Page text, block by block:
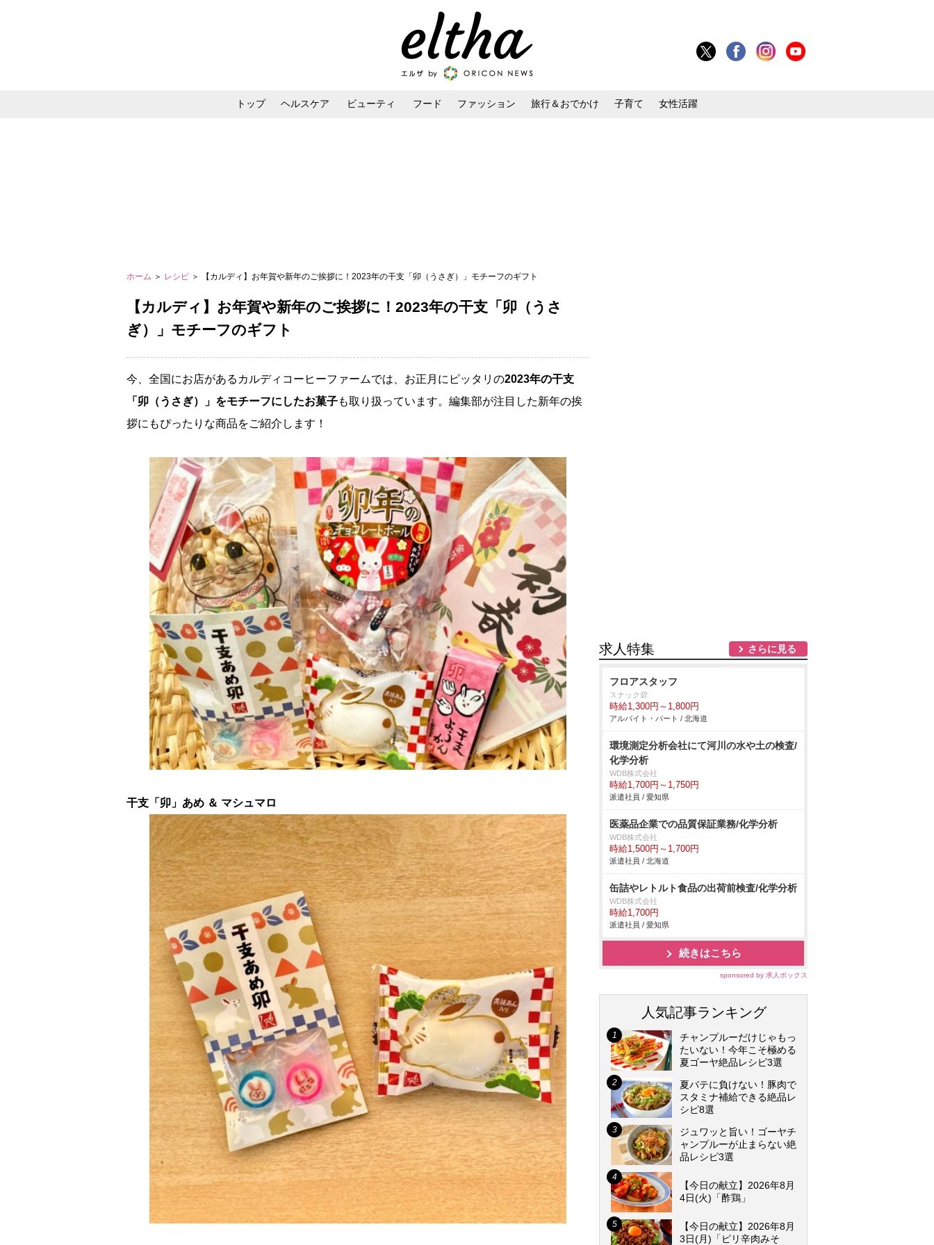
トップ ヘルスケア ビューティ フード ファッション 旅行＆おでかけ 子育て 女性活躍
ホーム ＞ レシピ ＞ 【カルディ】お年賀や新年のご挨拶に！2023年の干支「卯（うさぎ）」モチーフのギフト
【カルディ】お年賀や新年のご挨拶に！2023年の干支「卯（うさ
ぎ）」モチーフのギフト
今、全国にお店があるカルディコーヒーファームでは、お正月にピッタリの2023年の干支
「卯（うさぎ）」をモチーフにしたお菓子も取り扱っています。編集部が注目した新年の挨
拶にもぴったりな商品をご紹介します！
干支「卯」あめ ＆ マシュマロ
求人特集 さらに見る
フロアスタッフ
スナック碧
時給1,300円～1,800円
アルバイト・パート / 北海道
環境測定分析会社にて河川の水や土の検査/
化学分析
WDB株式会社
時給1,700円～1,750円
派遣社員 / 愛知県
医薬品企業での品質保証業務/化学分析
WDB株式会社
時給1,500円～1,700円
派遣社員 / 北海道
缶詰やレトルト食品の出荷前検査/化学分析
WDB株式会社
時給1,700円
派遣社員 / 愛知県
続きはこちら
sponsored by 求人ボックス
人気記事ランキング
チャンプルーだけじゃもっ
たいない！今年こそ極める
夏ゴーヤ絶品レシピ3選
夏バテに負けない！豚肉で
スタミナ補給できる絶品レ
シピ8選
ジュワッと旨い！ゴーヤチ
ャンプルーが止まらない絶
品レシピ3選
【今日の献立】2026年8月
4日(火)「酢鶏」
【今日の献立】2026年8月
3日(月)「ピリ辛肉みそ